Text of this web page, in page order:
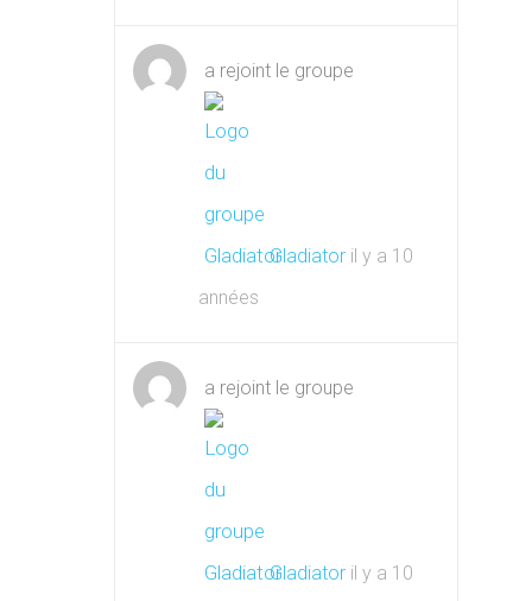
a rejoint le groupe
Gladiator il y a 10
années
a rejoint le groupe
Gladiator il y a 10